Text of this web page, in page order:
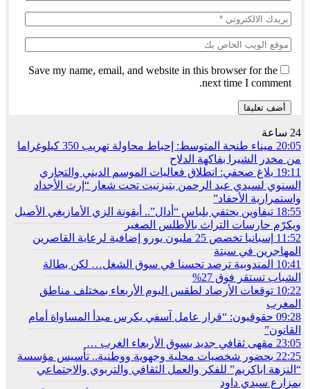
Save my name, email, and website in this browser for the
next time I comment.
24 ساعة
20:05
ميناء طنجة المتوسط: إحباط محاولة تهريب 350 كيلوغراما
من مخدر الشيرا بفاكهة الدلاح
19:11 بلاغ صحفي: انطلاق فعاليات الموسم الديني والتجاري
السنوي لسيدي عبد الرحمن بتيزنيت تحت شعار “إرث الأجداد
واستمرارية الأحفاد”
18:55 تيفاوين يحتفي بلباس “أدال”.. أيقونة الزي الأمازيغي الأصيل
ويكرّم حارسات التراث بالأطلس الصغير
11:52
إسبانيا تخصص 25 مليون يورو إضافية لرعاية القاصرين
المهاجرين في سبتة
10:41 المندوبية ترصد تحسنا في سوق الشغل… لكن بطالة
الشباب تستقر فوق 27%
10:22 توقعات الأرصاد لطقس اليوم الأربعاء بمختلف مناطق
المغرب
09:28 حقوقيون: “قرار عامل آسفي يكرس مبدأ المساواة أمام
القانون”
23:05 مقهى ثقافي جديد بسوق الأربعاء الغرب …
22:25 بحضور شخصيات محلية وجهوية ووطنية.. تأسيس مؤسسة
“النزهة اباكريم” للفكر والعمل الثقافي والتربوي والاجتماعي
بمزارع سيدي داود